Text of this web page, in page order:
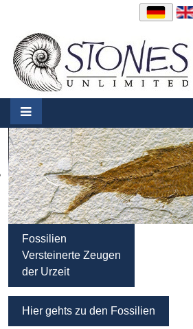
Fossilien
Versteinerte Zeugen
der Urzeit
Hier gehts zu den Fossilien